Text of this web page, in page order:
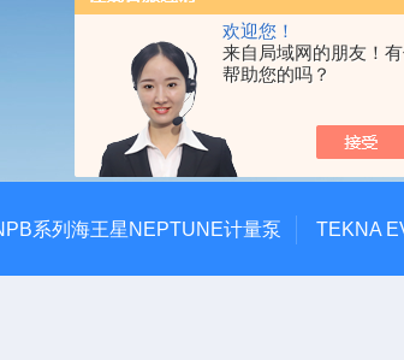
欢迎您！
来自局域网的朋友！
帮助您的吗？
系列海王星NEPTUNE计量泵 TEKNA